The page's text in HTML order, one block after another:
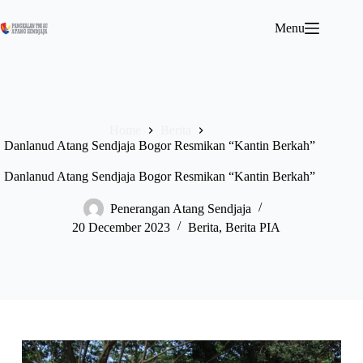
Menu
Danlanud Atang Sendjaja Bogor Resmikan “Kantin Berkah”
Danlanud Atang Sendjaja Bogor Resmikan “Kantin Berkah”
Penerangan Atang Sendjaja
20 December 2023
Berita, Berita PIA